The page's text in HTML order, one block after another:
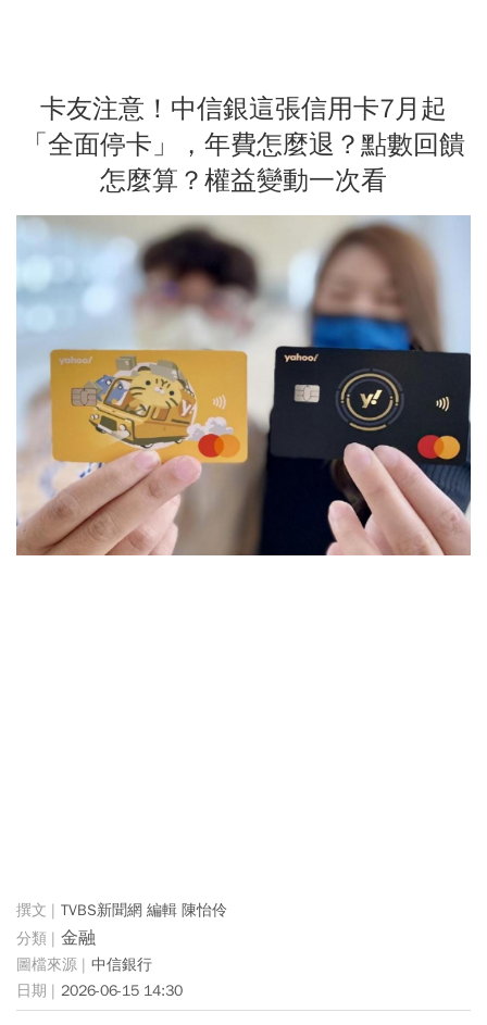
卡友注意！中信銀這張信用卡7月起
「全面停卡」，年費怎麼退？點數回饋
怎麼算？權益變動一次看
TVBS新聞網 編輯 陳怡伶
金融
中信銀行
2026-06-15 14:30